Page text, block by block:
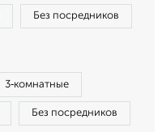
Без посредников
3‑комнатные
Без посредников